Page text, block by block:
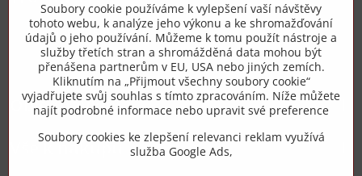
+420 775 973 319
info​@zipzop​.cz
Objednávky
Vše k nákupu
Soubory cookie používáme k vylepšení vaší návštěvy
tohoto webu, k analýze jeho výkonu a ke shromažďování
údajů o jeho používání. Můžeme k tomu použít nástroje a
služby třetích stran a shromážděná data mohou být
přenášena partnerům v EU, USA nebo jiných zemích.
Kliknutím na „Přijmout všechny soubory cookie“
vyjadřujete svůj souhlas s tímto zpracováním. Níže můžete
najít podrobné informace nebo upravit své preference
Soubory cookies ke zlepšení relevanci reklam využívá
služba Google Ads,